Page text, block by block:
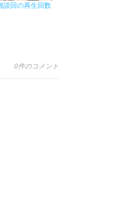
談回の再生回数
0件のコメント